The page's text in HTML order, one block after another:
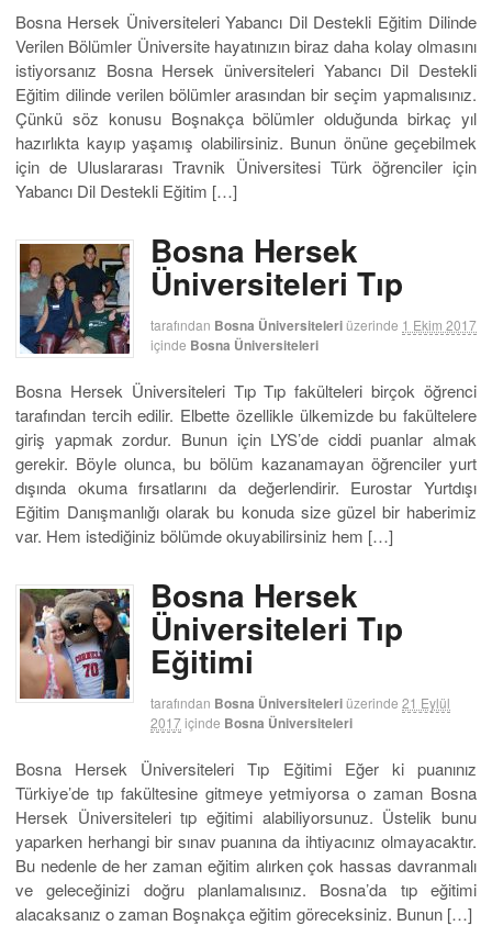
Bosna Hersek Üniversiteleri Yabancı Dil Destekli Eğitim Dilinde
Verilen Bölümler Üniversite hayatınızın biraz daha kolay olmasını
istiyorsanız Bosna Hersek üniversiteleri Yabancı Dil Destekli
Eğitim dilinde verilen bölümler arasından bir seçim yapmalısınız.
Çünkü söz konusu Boşnakça bölümler olduğunda birkaç yıl
hazırlıkta kayıp yaşamış olabilirsiniz. Bunun önüne geçebilmek
için de Uluslararası Travnik Üniversitesi Türk öğrenciler için
Yabancı Dil Destekli Eğitim […]
Bosna Hersek
Üniversiteleri Tıp
tarafından Bosna Üniversiteleriüzerinde 1 Ekim 2017
içinde Bosna Üniversiteleri
Bosna Hersek Üniversiteleri Tıp Tıp fakülteleri birçok öğrenci
tarafından tercih edilir. Elbette özellikle ülkemizde bu fakültelere
giriş yapmak zordur. Bunun için LYS’de ciddi puanlar almak
gerekir. Böyle olunca, bu bölüm kazanamayan öğrenciler yurt
dışında okuma fırsatlarını da değerlendirir. Eurostar Yurtdışı
Eğitim Danışmanlığı olarak bu konuda size güzel bir haberimiz
var. Hem istediğiniz bölümde okuyabilirsiniz hem […]
Bosna Hersek
Üniversiteleri Tıp
Eğitimi
tarafından Bosna Üniversiteleriüzerinde 21 Eylül
2017içinde Bosna Üniversiteleri
Bosna Hersek Üniversiteleri Tıp Eğitimi Eğer ki puanınız
Türkiye’de tıp fakültesine gitmeye yetmiyorsa o zaman Bosna
Hersek Üniversiteleri tıp eğitimi alabiliyorsunuz. Üstelik bunu
yaparken herhangi bir sınav puanına da ihtiyacınız olmayacaktır.
Bu nedenle de her zaman eğitim alırken çok hassas davranmalı
ve geleceğinizi doğru planlamalısınız. Bosna’da tıp eğitimi
alacaksanız o zaman Boşnakça eğitim göreceksiniz. Bunun […]